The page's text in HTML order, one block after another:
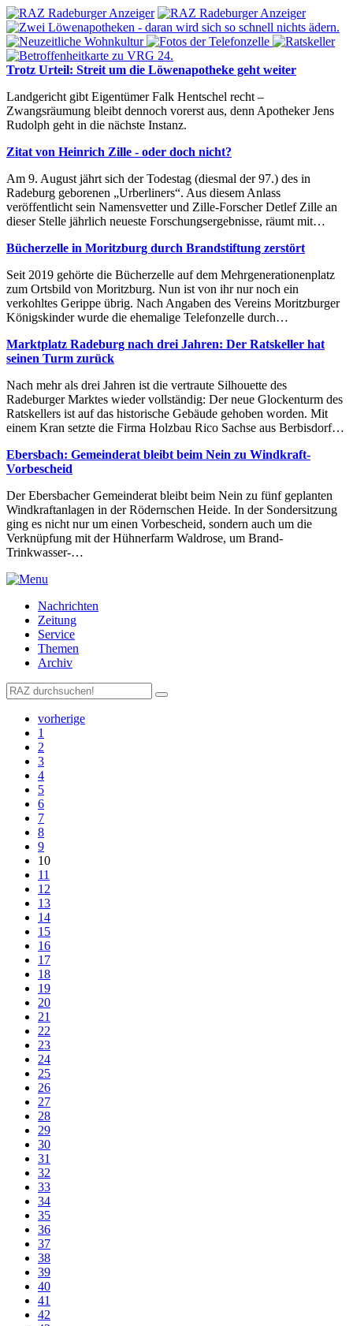
Trotz Urteil: Streit um die Löwenapotheke geht weiter
Landgericht gibt Eigentümer Falk Hentschel recht –
Zwangsräumung bleibt dennoch vorerst aus, denn Apotheker Jens
Rudolph geht in die nächste Instanz.
Zitat von Heinrich Zille - oder doch nicht?
Am 9. August jährt sich der Todestag (diesmal der 97.) des in
Radeburg geborenen „Urberliners“. Aus diesem Anlass
veröffentlicht sein Namensvetter und Zille-Forscher Detlef Zille an
dieser Stelle jährlich neueste Forschungsergebnisse, räumt mit…
Bücherzelle in Moritzburg durch Brandstiftung zerstört
Seit 2019 gehörte die Bücherzelle auf dem Mehrgenerationenplatz
zum Ortsbild von Moritzburg. Nun ist von ihr nur noch ein
verkohltes Gerippe übrig. Nach Angaben des Vereins Moritzburger
Königskinder wurde die ehemalige Telefonzelle durch…
Marktplatz Radeburg nach drei Jahren: Der Ratskeller hat
seinen Turm zurück
Nach mehr als drei Jahren ist die vertraute Silhouette des
Radeburger Marktes wieder vollständig: Der neue Glockenturm des
Ratskellers ist auf das historische Gebäude gehoben worden. Mit
einem Kran setzte die Firma Holzbau Rico Sachse aus Berbisdorf…
Ebersbach: Gemeinderat bleibt beim Nein zu Windkraft-
Vorbescheid
Der Ebersbacher Gemeinderat bleibt beim Nein zu fünf geplanten
Windkraftanlagen in der Rödernschen Heide. In der Sondersitzung
ging es nicht nur um einen Vorbescheid, sondern auch um die
Verknüpfung mit der Hühnerfarm Waldrose, um Brand-
Trinkwasser-…
Nachrichten
Zeitung
Service
Themen
Archiv
vorherige
1
2
3
4
5
6
7
8
9
10
11
12
13
14
15
16
17
18
19
20
21
22
23
24
25
26
27
28
29
30
31
32
33
34
35
36
37
38
39
40
41
42